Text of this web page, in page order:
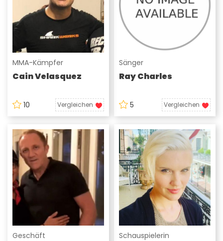
MMA-Kämpfer
Cain Velasquez
10 Vergleichen
Sänger
Ray Charles
5 Vergleichen
Geschäft Schauspielerin